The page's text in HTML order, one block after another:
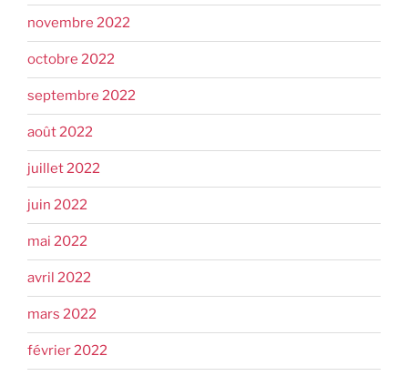
novembre 2022
octobre 2022
septembre 2022
août 2022
juillet 2022
juin 2022
mai 2022
avril 2022
mars 2022
février 2022